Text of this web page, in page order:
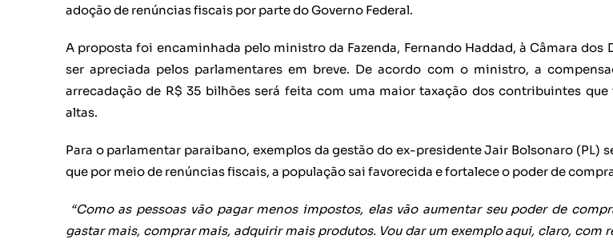
adoção de renúncias fiscais por parte do Governo Federal.
A proposta foi encaminhada pelo ministro da Fazenda, Fernando Haddad, à Câmara dos
ser apreciada pelos parlamentares em breve. De acordo com o ministro, a
arrecadação de R$ 35 bilhões será feita com uma maior taxação dos contribuintes
altas.
Para o parlamentar paraibano, exemplos da gestão do ex-presidente Jair Bolsonaro (PL)
que por meio de renúncias fiscais, a população sai favorecida e fortalece o poder de
“Como as pessoas vão pagar menos impostos, elas vão aumentar seu poder de
gastar mais, comprar mais, adquirir mais produtos. Vou dar um exemplo aqui, claro, com